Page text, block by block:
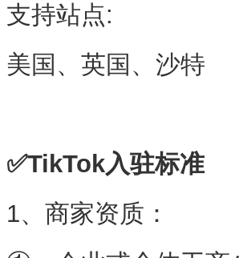
支持站点:
美国、英国、沙特
✅TikTok入驻标准
1、商家资质：